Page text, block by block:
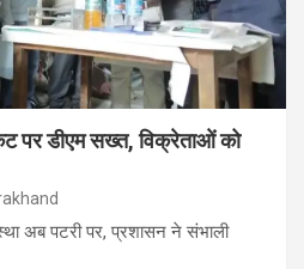
पर डीएम सख्त, विक्रेताओं को
अब पटरी पर, प्रशासन ने संभाली